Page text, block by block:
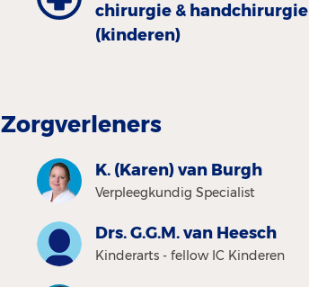
chirurgie & handchirurgie
(kinderen)
Zorgverleners
K. (Karen) van Burgh
Verpleegkundig Specialist
Drs. G.G.M. van Heesch
Kinderarts - fellow IC Kinderen